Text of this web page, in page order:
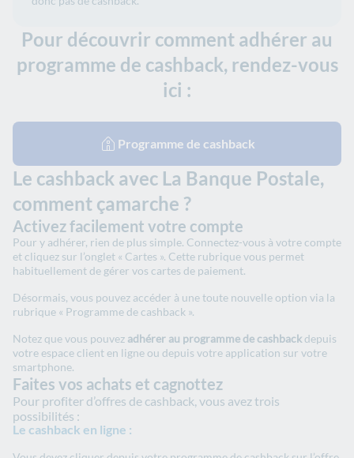
Pour découvrir comment adhérer au
programme de cashback, rendez-vous
ici :
Programme de cashback
Le cashback avec La Banque Postale,
comment çamarche ?
Activez facilement votre compte
Pour y adhérer, rien de plus simple. Connectez-vous à votre compte
et cliquez sur l’onglet « Cartes ». Cette rubrique vous permet
habituellement de gérer vos cartes de paiement.
Désormais, vous pouvez accéder à une toute nouvelle option via la
rubrique « Programme de cashback ».
Notez que vous pouvez adhérer au programme de cashbackdepuis
votre espace client en ligne ou depuis votre application sur votre
smartphone.
Faites vos achats et cagnottez
Pour profiter d’offres de cashback, vous avez trois
possibilités :
Le cashback en ligne :